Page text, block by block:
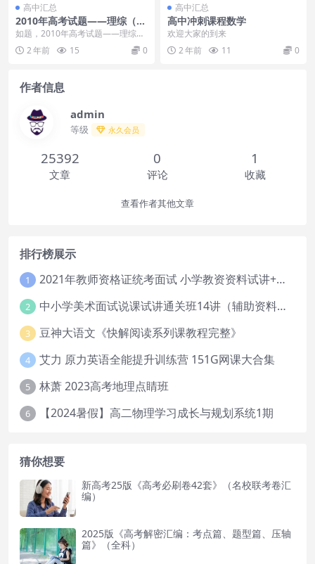
高中汇总
2010年高考试题——理综（重
庆卷）解析版[更多课程到教育
如题，2010年高考试题——理综
（重庆卷）解析版[更多课程到教育
盘jiaoyup...
2 年前 15 0
高中汇总
高中冲刺课程数学
欢迎大家的到来
2 年前
11 0
作者信息
admin
等级 永久会员
25392
文章
0
评论
1
收藏
查看作者其他文章
排行榜展示
1 2021年教师资格证统考面试 小学教资资料试讲+答辩
2 中小学美术面试说课试讲通关班14讲（辅助资料第一套）
3 豆神大语文《快解阅读系列课教程完整》
4 艾力 原力英语全能提升训练营 151G网课大合集
5 林萧 2023高考地理点睛班
6 【2024暑假】高二物理学习成长与规划系统1期
猜你想要
新高考25版《高考必刷卷42套》（名校联考卷汇
编）
2025版《高考解密汇编：考点篇、题型篇、压轴
篇》（全科）